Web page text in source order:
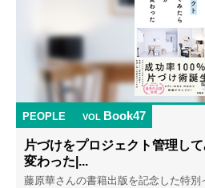
PEOPLE VOL Book47
片づけをプロジェクト管理し
変わった|...
藤原華さんの書籍出版を記念した特